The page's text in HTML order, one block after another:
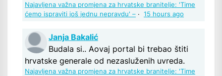
Najavljena važna promjena za hrvatske branitelje: 'Time
ćemo ispraviti još jednu nepravdu' – · 15 hours ago
Janja Bakalić
Budala si.. Aovaj portal bi trebao štiti
hrvatske generale od nezasluženih uvreda.
Najavljena važna promjena za hrvatske branitelje: 'Time